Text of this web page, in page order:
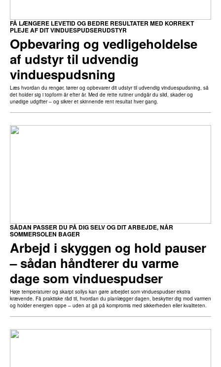
Opbevaring og vedligeholdelse
af udstyr til udvendig
vinduespudsning
FÅ LÆNGERE LEVETID OG BEDRE RESULTATER MED KORREKT
PLEJE AF DIT VINDUESPUDSERUDSTYR
Læs hvordan du rengør, tørrer og opbevarer dit udstyr til udvendig vinduespudsning, så
det holder sig i topform år efter år. Med de rette rutiner undgår du slid, skader og
unødige udgifter – og sikrer et skinnende rent resultat hver gang.
Arbejd i skyggen og hold pauser
– sådan håndterer du varme
dage som vinduespudser
SÅDAN PASSER DU PÅ DIG SELV OG DIT ARBEJDE, NÅR
SOMMERSOLEN BAGER
Høje temperaturer og skarpt sollys kan gøre arbejdet som vinduespudser ekstra
krævende. Få praktiske råd til, hvordan du planlægger dagen, beskytter dig mod varmen
og holder energien oppe – uden at gå på kompromis med sikkerheden eller kvaliteten.